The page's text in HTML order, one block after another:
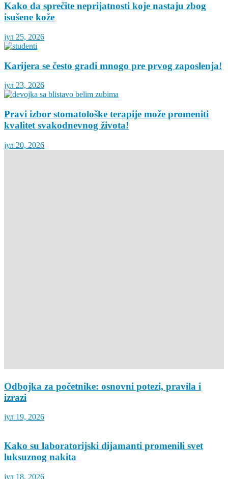
Kako da sprečite neprijatnosti koje nastaju zbog
isušene kože
јул 25, 2026
Karijera se često gradi mnogo pre prvog zaposlenja!
јул 23, 2026
Pravi izbor stomatološke terapije može promeniti
kvalitet svakodnevnog života!
јул 20, 2026
Odbojka za početnike: osnovni potezi, pravila i
izrazi
јул 19, 2026
Kako su laboratorijski dijamanti promenili svet
luksuznog nakita
јул 18, 2026